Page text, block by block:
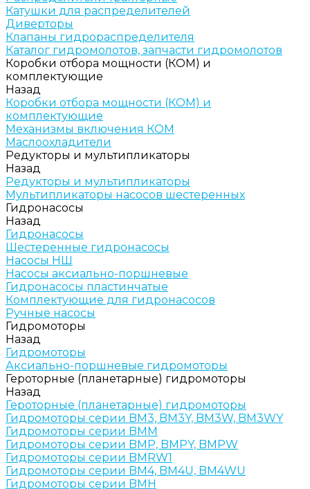
Катушки для распределителей
Диверторы
Клапаны гидрораспределителя
Каталог гидромолотов, запчасти гидромолотов
Коробки отбора мощности (КОМ) и
комплектующие
Назад
Коробки отбора мощности (КОМ) и
комплектующие
Механизмы включения КОМ
Маслоохладители
Редукторы и мультипликаторы
Назад
Редукторы и мультипликаторы
Мультипликаторы насосов шестеренных
Гидронасосы
Назад
Гидронасосы
Шестеренные гидронасосы
Насосы НШ
Насосы аксиально-поршневые
Гидронасосы пластинчатые
Комплектующие для гидронасосов
Ручные насосы
Гидромоторы
Назад
Гидромоторы
Аксиально-поршневые гидромоторы
Героторные (планетарные) гидромоторы
Назад
Героторные (планетарные) гидромоторы
Гидромоторы серии BM3, BM3Y, BM3W, BM3WY
Гидромоторы серии BMM
Гидромоторы серии BMP, BMPY, BMPW
Гидромоторы серии BMRW1
Гидромоторы серии BМ4, BM4U, BМ4WU
Гидромоторы серии BМH